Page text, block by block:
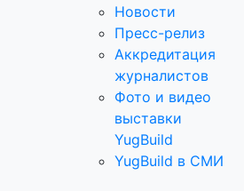
Новости
Пресс-релиз
Аккредитация
журналистов
Фото и видео
выставки
YugBuild
YugBuild в СМИ